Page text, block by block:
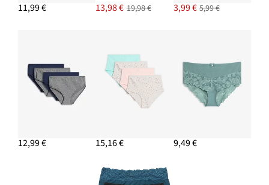
11,99 € 13,98 € 19,98 € 3,99 € 5,99 €
12,99 € 15,16 € 9,49 €